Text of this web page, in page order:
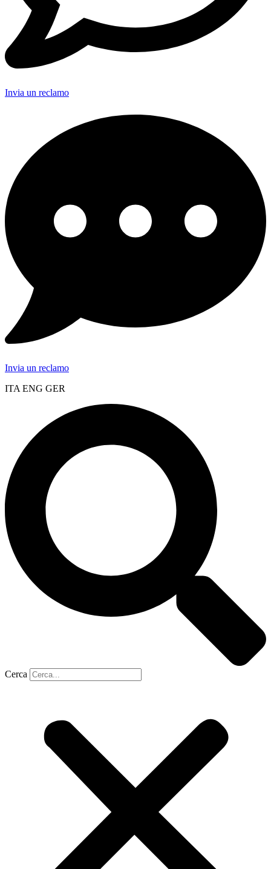
Invia un reclamo
Invia un reclamo
ITA ENG GER
Cerca